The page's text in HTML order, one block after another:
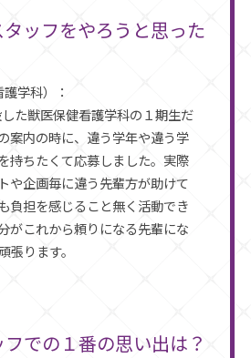
ッフをやろうと思った
学科）：
た獣医保健看護学科の１期生だ
案内の時に、違う学年や違う学
持ちたくて応募しました。実際
や企画毎に違う先輩方が助けて
負担を感じること無く活動でき
がこれから頼りになる先輩にな
張ります。
での１番の思い出は？